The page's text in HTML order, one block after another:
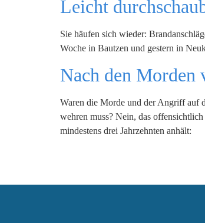
Leicht
Sie häufen sich wieder:
Woche in Bautzen und gestern in
Nach den Morden
Waren die Morde und der Angriff auf
wehren muss? Nein, das
mindestens drei Jahrzehnten anhält: